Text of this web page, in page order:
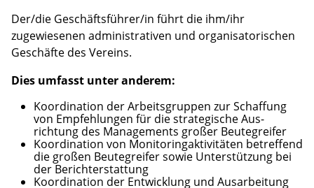
Der/die Geschäftsführer/in führt die ihm/ihr
zugewiesenen administrativen und organisatorischen
Geschäfte des Vereins.
Dies umfasst unter anderem:
Koordination der Arbeits­gruppen zur Schaf­fung
von Em­pfehlungen für die strategische Aus­
richtung des Manage­ments großer Beute­greifer
Koordination von Monitoring­aktivitäten betreffend
die großen Beute­greifer sowie Unter­stützung bei
der Bericht­erstattung
Koordination der Ent­wicklung und Aus­arbeitung